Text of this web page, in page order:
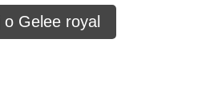
Gelee royal